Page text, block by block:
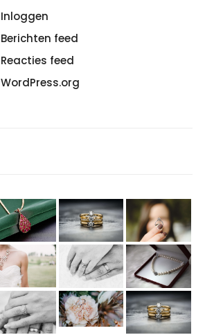
Inloggen
Berichten feed
Reacties feed
WordPress.org